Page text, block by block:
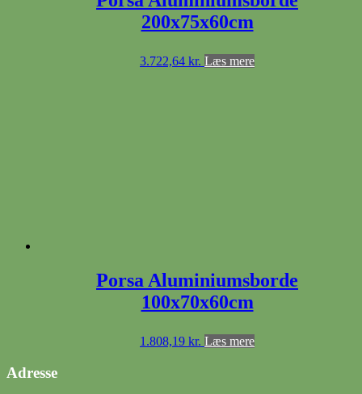
200x75x60cm
3.722,64 kr. Læs mere
Porsa Aluminiumsborde
100x70x60cm
1.808,19 kr. Læs mere
Adresse